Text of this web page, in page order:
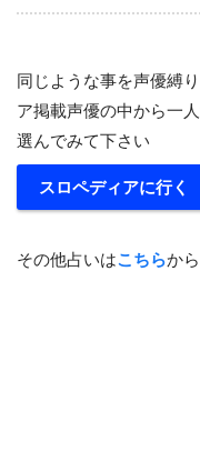
同じような事を声優縛
ア掲載声優の中から一
選んでみて下さい
スロペディアに行く
その他占いはこちらから